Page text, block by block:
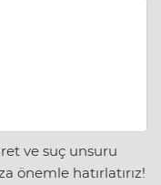
ve suç unsuru
önemle hatırlatırız!